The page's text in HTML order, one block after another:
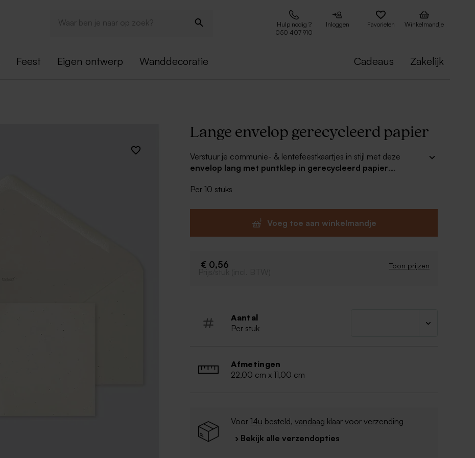
Hulp nodig ?
050 407 910
Inloggen Favorieten Winkelmandje
Feest Eigen ontwerp Wanddecoratie Cadeaus Zakelijk
Lange envelop gerecycleerd papier
Verstuur je communie- & lentefeestkaartjes in stijl met deze
envelop lang met puntklep in gerecycleerd papier.
een compleet geheel.
Per 10 stuks
Voeg toe aan winkelmandje
€ 0,56 Toon prijzen
Prijs/stuk (incl. BTW)
Aantal
Per stuk
Afmetingen
22,00 cm x 11,00 cm
Voor14u besteld,vandaag klaar voor verzending
› Bekijk alle verzendopties